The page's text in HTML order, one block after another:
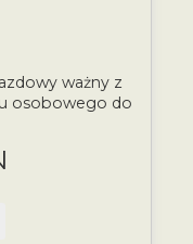
ważny z
osobowego do